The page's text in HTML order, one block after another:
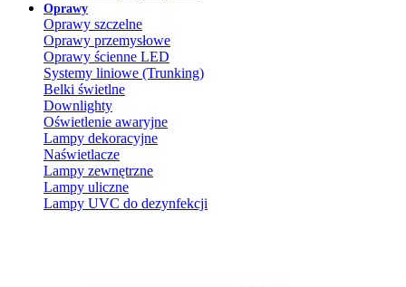
Oprawy
Oprawy szczelne
Oprawy przemysłowe
Oprawy ścienne LED
Systemy liniowe (Trunking)
Belki świetlne
Downlighty
Oświetlenie awaryjne
Lampy dekoracyjne
Naświetlacze
Lampy zewnętrzne
Lampy uliczne
Lampy UVC do dezynfekcji